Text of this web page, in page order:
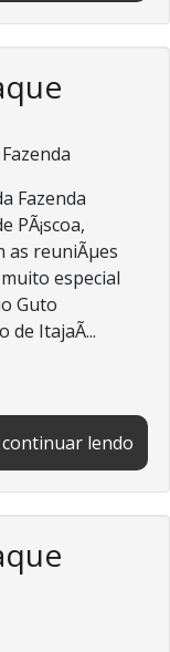
Fazenda
PÃ¡scoa,
as reuniÃµes
especial
Guto
de ItajaÃ­...
lendo